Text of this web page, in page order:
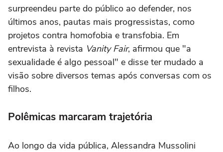
surpreendeu parte do público ao defender, nos
últimos anos, pautas mais progressistas, como
projetos contra homofobia e transfobia. Em
entrevista à revista Vanity Fair, afirmou que "a
sexualidade é algo pessoal" e disse ter mudado a
visão sobre diversos temas após conversas com os
filhos.
Polêmicas marcaram trajetória
Ao longo da vida pública, Alessandra Mussolini